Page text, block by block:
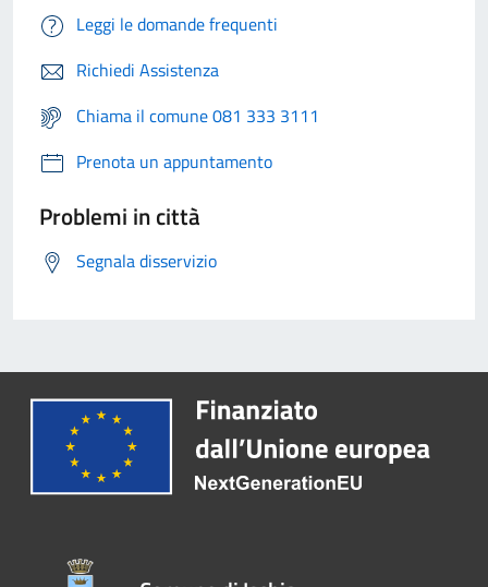
Leggi le domande frequenti
Richiedi Assistenza
Chiama il comune 081 333 3111
Prenota un appuntamento
Problemi in città
Segnala disservizio